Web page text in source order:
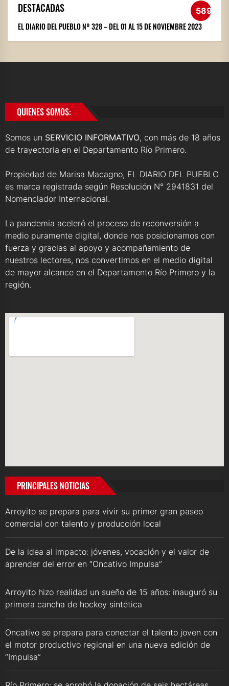
DESTACADAS 589
EL DIARIO DEL PUEBLO Nº 328 – DEL 01 AL 15 DE NOVIEMBRE 2023
QUIENES SOMOS:
Somos un SERVICIO INFORMATIVO, con más de 18 años
de trayectoria en el Departamento Río Primero.
Propiedad de Marisa Macagno, EL DIARIO DEL PUEBLO
es marca registrada según Resolución N° 2941831 del
Nomenclador Internacional.
La pandemia aceleró el proceso de reconversión a
medio puramente digital, donde nos posicionamos con
fuerza y gracias al apoyo y acompañamiento de
nuestros lectores, nos convertimos en el medio digital
de mayor alcance en el Departamento Río Primero y la
región.
PRINCIPALES NOTICIAS
Arroyito se prepara para vivir su primer gran paseo
comercial con talento y producción local
De la idea al impacto: jóvenes, vocación y el valor de
aprender del error en “Oncativo Impulsa”
Arroyito hizo realidad un sueño de 15 años: inauguró su
primera cancha de hockey sintética
Oncativo se prepara para conectar el talento joven con
el motor productivo regional en una nueva edición de
“Impulsa”